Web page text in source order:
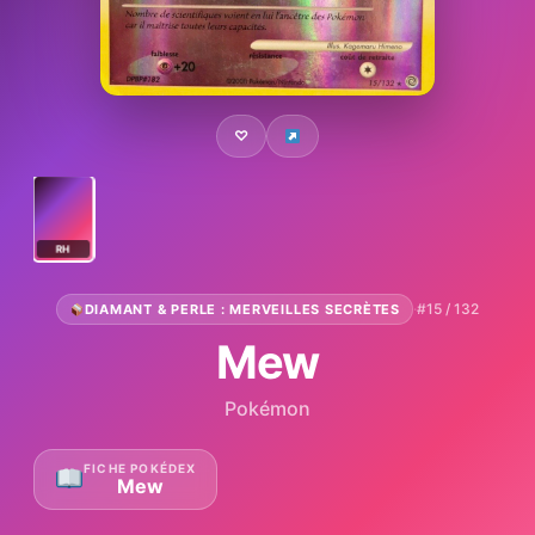
♡
RH
DIAMANT & PERLE : MERVEILLES SECRÈTES ·#15 / 132
Mew
Pokémon
FICHE POKÉDEX
Mew